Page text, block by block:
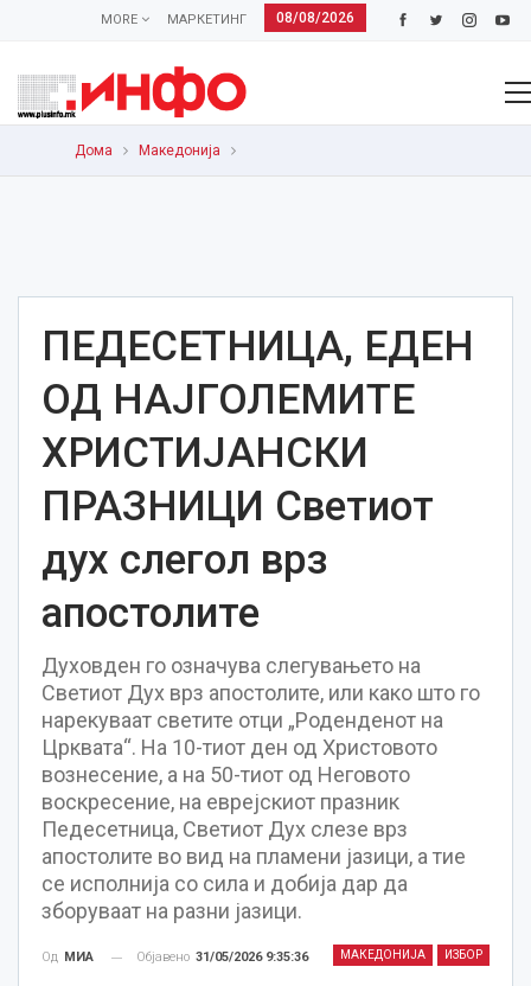
08/08/2026
МАРКЕТИНГ
MORE
Дома Македонија
ПЕДЕСЕТНИЦА, ЕДЕН
ОД НАЈГОЛЕМИТЕ
ХРИСТИЈАНСКИ
ПРАЗНИЦИ Светиот
дух слегол врз
апостолите
Духовден го означува слегувањето на
Светиот Дух врз апостолите, или како што го
нарекуваат светите отци „Роденденот на
Црквата“. На 10-тиот ден од Христовото
вознесение, а на 50-тиот од Неговото
воскресение, на еврејскиот празник
Педесетница, Светиот Дух слезе врз
апостолите во вид на пламени јазици, а тие
се исполнија со сила и добија дар да
зборуваат на разни јазици.
МАКЕДОНИЈА ИЗБОР
Од МИА Објавено 31/05/2026 9:35:36